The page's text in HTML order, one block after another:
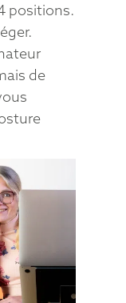
positions.
de